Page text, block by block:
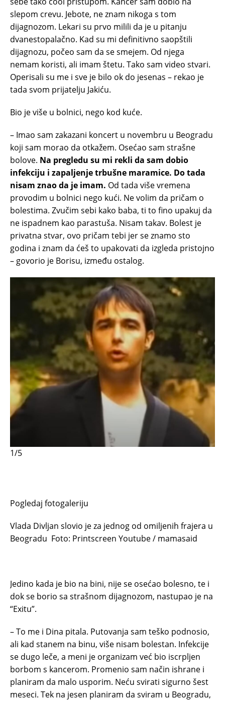
slepom crevu. Jebote, ne znam nikoga s tom
dijagnozom. Lekari su prvo milili da je u pitanju
dvanestopalačno. Kad su mi definitivno saopštili
dijagnozu, počeo sam da se smejem. Od njega
nemam koristi, ali imam štetu. Tako sam video stvari.
Operisali su me i sve je bilo ok do jesenas – rekao je
tada svom prijatelju Jakiću.
Bio je više u bolnici, nego kod kuće.
– Imao sam zakazani koncert u novembru u Beogradu
koji sam morao da otkažem. Osećao sam strašne
bolove. Na pregledu su mi rekli da sam dobio
infekciju i zapaljenje trbušne maramice. Do tada
nisam znao da je imam. Od tada više vremena
provodim u bolnici nego kući. Ne volim da pričam o
bolestima. Zvučim sebi kako baba, ti to fino upakuj da
ne ispadnem kao parastuša. Nisam takav. Bolest je
privatna stvar, ovo pričam tebi jer se znamo sto
godina i znam da ćeš to upakovati da izgleda pristojno
– govorio je Borisu, između ostalog.
1/5
Pogledaj fotogaleriju
Vlada Divljan slovio je za jednog od omiljenih frajera u
Beogradu Foto: Printscreen Youtube / mamasaid
Jedino kada je bio na bini, nije se osećao bolesno, te i
dok se borio sa strašnom dijagnozom, nastupao je na
“Exitu”.
– To me i Dina pitala. Putovanja sam teško podnosio,
ali kad stanem na binu, više nisam bolestan. Infekcije
se dugo leče, a meni je organizam već bio iscrpljen
borbom s kancerom. Promenio sam način ishrane i
planiram da malo usporim. Neću svirati sigurno šest
meseci. Tek na jesen planiram da sviram u Beogradu,